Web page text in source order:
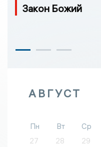
Закон Божий
АВГУСТ
Пн Вт Ср
27
28 29